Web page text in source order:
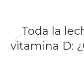
Toda la
vitamina D: